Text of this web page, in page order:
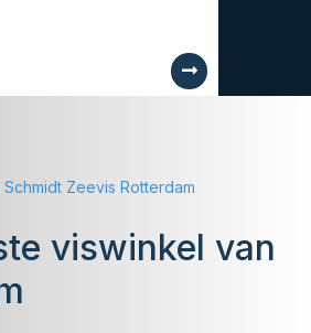
Zeevis Rotterdam
viswinkel van